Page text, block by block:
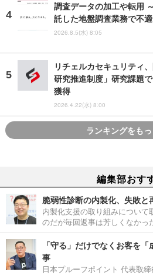
調査データの加工や転用
託した地盤調査業務で不
2026.8.5(水) 8:05
リチェルカセキュリティ
研究推進制度」研究課題
獲得
2026.4.22(水) 8:00
ランキングをも
編集部おす
脆弱性診断の内製化、失敗と
内製化支援の取り組みについて
のだが毎回返事は芳しくなかっ
「守る」だけでなくお客を
事
日本プルーフポイント 代表取